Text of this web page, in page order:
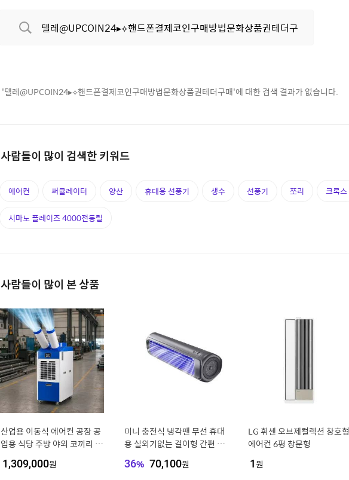
'텔레@UPCOIN24▸⟡핸드폰결제코인구매방법문화상품권테더구매'에 대한 검색 결과가 없습니다.
사람들이 많이 검색한 키워드
에어컨 써큘레이터 양산 휴대용 선풍기 생수 선풍기 쪼리 크록스
시마노 플레이즈 4000전동릴
사람들이 많이 본 상품
산업용 이동식 에어컨 공장 공
업용 식당 주방 야외 코끼리 실
1,309,000원
미니 충전식 냉각팬 무선 휴대
용 실외기없는 걸이형 간편 여
36% 70,100원
LG 휘센 오브제컬렉션 창호형
에어컨 6평 창문형
1원